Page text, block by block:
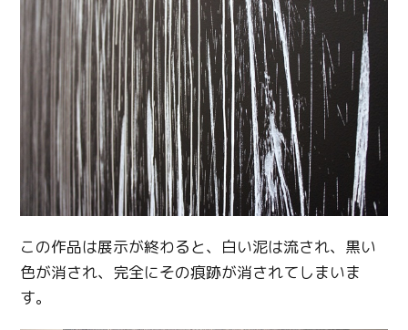
この作品は展示が終わると、白い泥は流され、黒い
色が消され、完全にその痕跡が消されてしまいま
す。
Twitter
Facebook
Line
Copy URL